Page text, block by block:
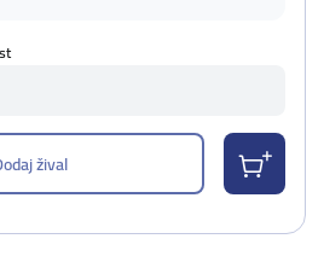
žival